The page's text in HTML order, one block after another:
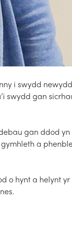
i swydd
swydd gan
gan ddod
a
o hynt a helynt